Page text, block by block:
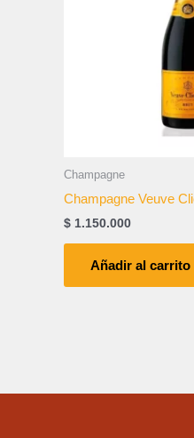
Champagne
Champagne Veuve
$ 1.150.000
Añadir al carrito